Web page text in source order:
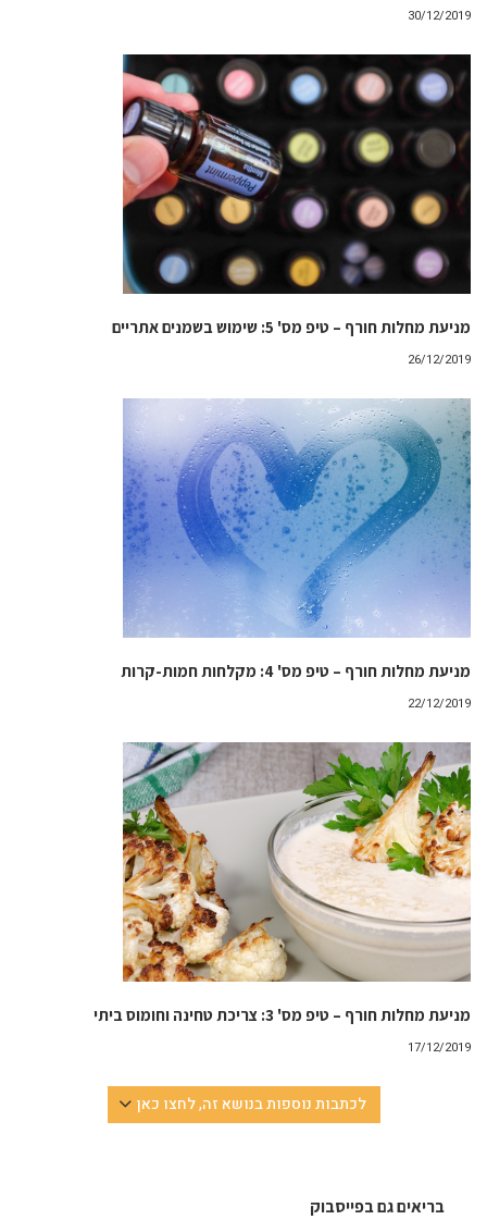
30/12/2019
מניעת מחלות חורף – טיפ מס' 5: שימוש בשמנים אתריים
26/12/2019
מניעת מחלות חורף – טיפ מס' 4: מקלחות חמות-קרות
22/12/2019
מניעת מחלות חורף – טיפ מס' 3: צריכת טחינה וחומוס ביתי
17/12/2019
לכתבות נוספות בנושא זה, לחצו כאן
בריאים גם בפייסבוק